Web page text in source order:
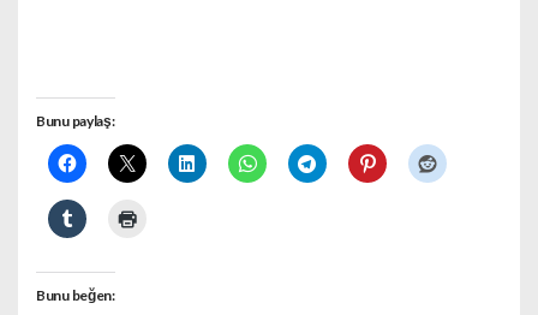
Bunu paylaş:
Bunu beğen: